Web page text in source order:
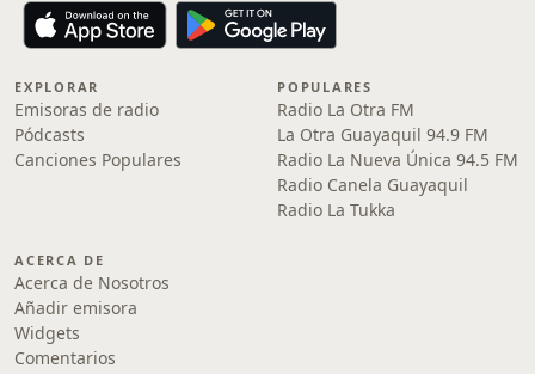
EXPLORAR
Emisoras de radio
Pódcasts
Canciones Populares
POPULARES
Radio La Otra FM
La Otra Guayaquil 94.9 FM
Radio La Nueva Única 94.5 FM
Radio Canela Guayaquil
Radio La Tukka
ACERCA DE
Acerca de Nosotros
Añadir emisora
Widgets
Comentarios